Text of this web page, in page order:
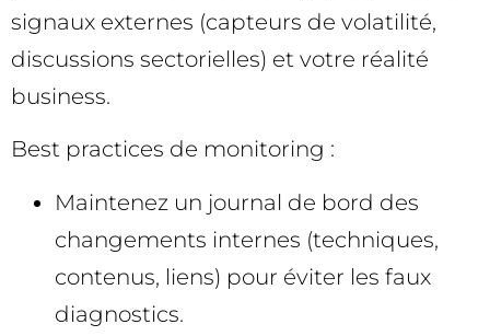
signaux externes (capteurs de volatilité,
discussions sectorielles) et votre réalité
business.
Best practices de monitoring :
Maintenez un journal de bord des
changements internes (techniques,
contenus, liens) pour éviter les faux
diagnostics.